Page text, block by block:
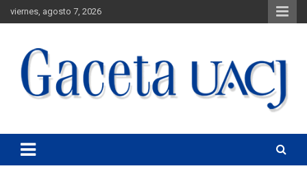
viernes, agosto 7, 2026
Gaceta UACJ